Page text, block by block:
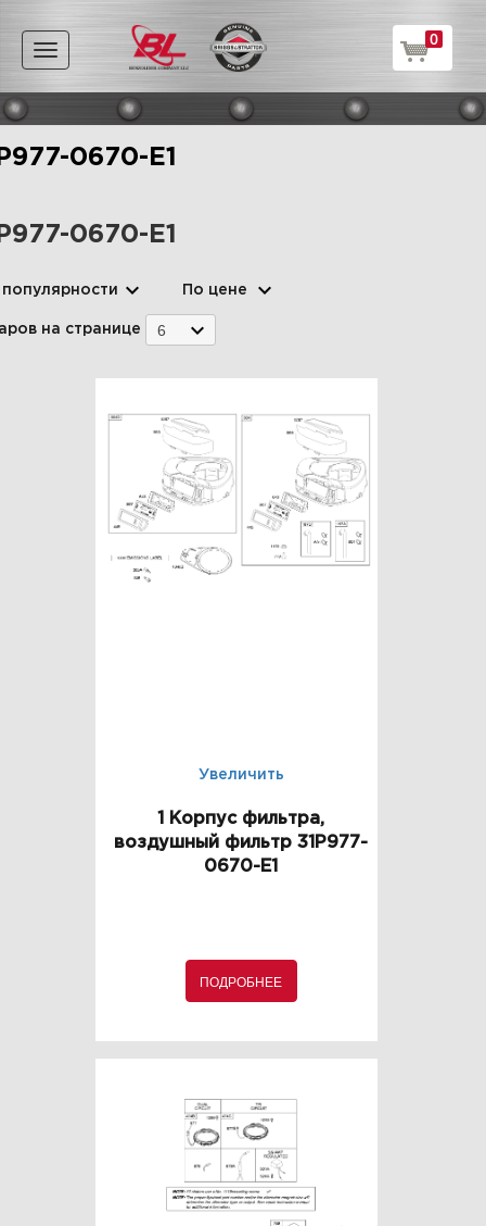
Toggle
navigation
0
0670-E1
0670-E1
По цене
на странице 6
Увеличить
1 Корпус фильтра,
воздушный фильтр 31P977-
0670-E1
ПОДРОБНЕЕ